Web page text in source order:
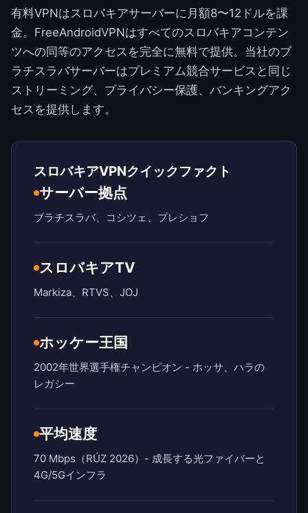
有料VPNはスロバキアサーバーに月額8〜12ドルを課
金。 FreeAndroidVPNはすべてのスロバキアコンテン
ツへの同等のアクセスを完全に無料で提供。当社のブ
ラチスラバサーバーはプレミアム競合サービスと同じ
ストリーミング、プライバシー保護、バンキングアク
セスを提供します。
スロバキアVPNクイックファクト
サーバー拠点
ブラチスラバ、コシツェ、プレショフ
スロバキアTV
Markiza、RTVS、JOJ
ホッケー王国
2002年世界選手権チャンピオン - ホッサ、ハラの
レガシー
平均速度
70 Mbps（RÚZ 2026）- 成長する光ファイバーと
4G/5Gインフラ